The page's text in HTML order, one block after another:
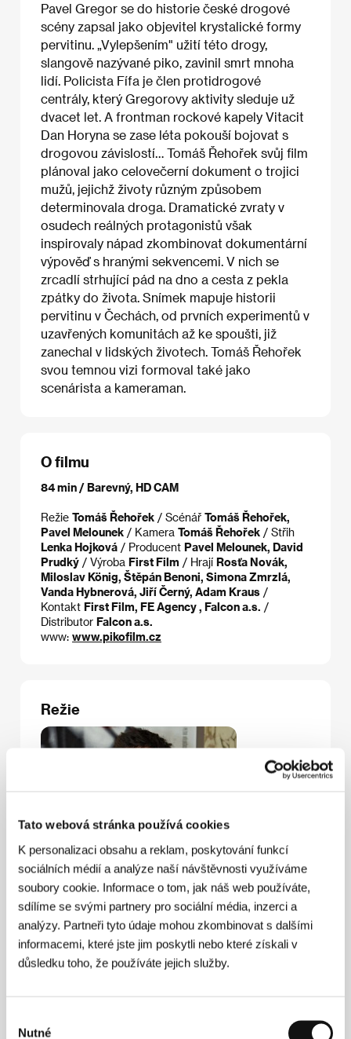
Tato webová stránka používá cookies
K personalizaci obsahu a reklam, poskytování funkcí
sociálních médií a analýze naší návštěvnosti využíváme
soubory cookie. Informace o tom, jak náš web používáte,
sdílíme se svými partnery pro sociální média, inzerci a
analýzy. Partneři tyto údaje mohou zkombinovat s dalšími
informacemi, které jste jim poskytli nebo které získali v
důsledku toho, že používáte jejich služby.
souhlasu
Nutné
Pavel Gregor se do historie české drogové
scény zapsal jako objevitel krystalické formy
pervitinu. „Vylepšením" užití této drogy,
slangově nazývané piko, zavinil smrt mnoha
lidí. Policista Fífa je člen protidrogové
centrály, který Gregorovy aktivity sleduje už
dvacet let. A frontman rockové kapely Vitacit
Dan Horyna se zase léta pokouší bojovat s
drogovou závislostí… Tomáš Řehořek svůj film
plánoval jako celovečerní dokument o trojici
mužů, jejichž životy různým způsobem
determinovala droga. Dramatické zvraty v
osudech reálných protagonistů však
inspirovaly nápad zkombinovat dokumentární
výpověď s hranými sekvencemi. V nich se
zrcadlí strhující pád na dno a cesta z pekla
zpátky do života. Snímek mapuje historii
pervitinu v Čechách, od prvních experimentů v
uzavřených komunitách až ke spoušti, již
zanechal v lidských životech. Tomáš Řehořek
svou temnou vizi formoval také jako
scenárista a kameraman.
O filmu
84 min / Barevný, HD CAM
Režie Tomáš Řehořek / Scénář Tomáš Řehořek,
Pavel Melounek / Kamera Tomáš Řehořek / Střih
Lenka Hojková / Producent Pavel Melounek, David
Prudký / Výroba First Film / Hrají Rosťa Novák,
Miloslav König, Štěpán Benoni, Simona Zmrzlá,
Vanda Hybnerová, Jiří Černý, Adam Kraus /
Kontakt First Film, FE Agency , Falcon a.s. /
Distributor Falcon a.s.
www: www.pikofilm.cz
Režie
Tomáš Řehořek
(1987, Kyjov) vystudoval filmovou
školu ve Zlíně, ale už během gymnaziálních studií v
Ostravě natáčel středometrážní snímky, oceněné na
amatérských festivalech(Escape, 2002;Schody,
2004). Jako svůj celovečerní debut realizoval
psychologické drama
Proměny
(2009), pod nímž je
Roden. Film byl uveden např. na festivalech v Paříži,
Bruselu či Atlantě. Spolu s Filipem Maláskem se